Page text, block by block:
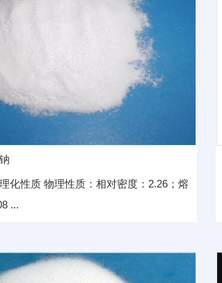
化性质 物理性质：相对密度：2.26；熔
...